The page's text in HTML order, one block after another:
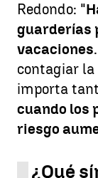
Redondo: "
guarderías
vacaciones
contagiar la
importa
cuando los
riesgo
¿Qué